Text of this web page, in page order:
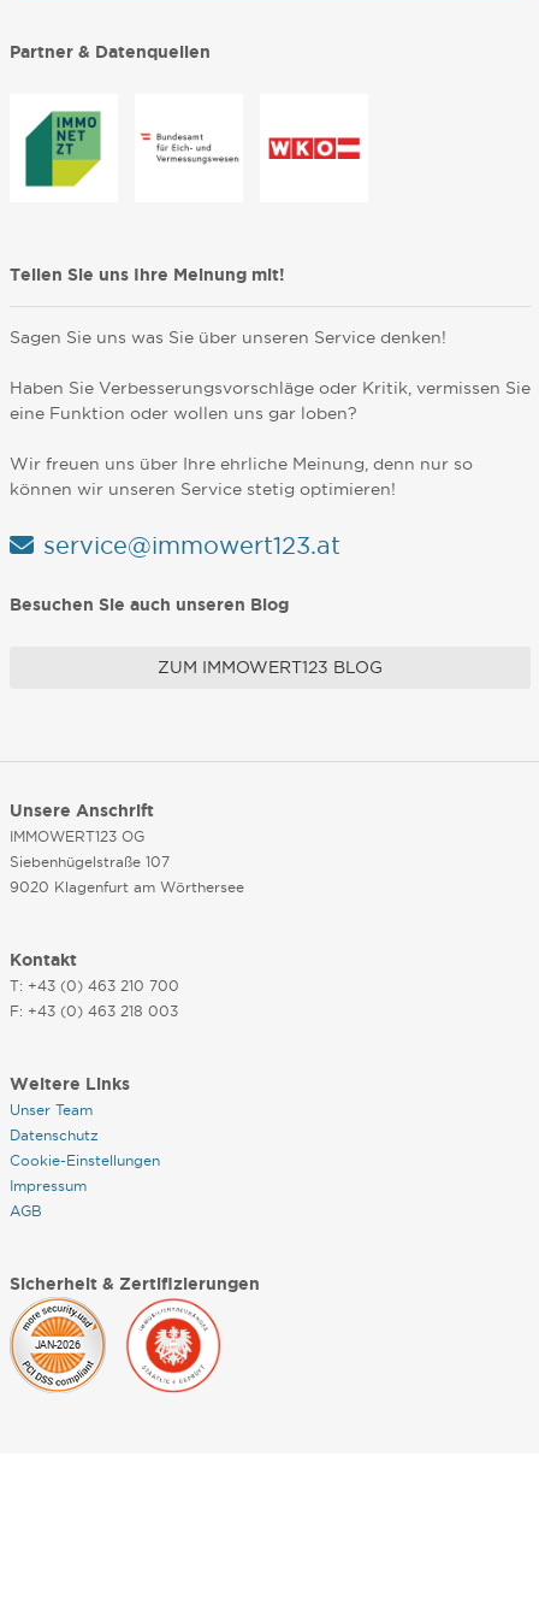
Partner & Datenquellen
Teilen Sie uns Ihre Meinung mit!
Sagen Sie uns was Sie über unseren Service denken!
Haben Sie Verbesserungsvorschläge oder Kritik, vermissen Sie
eine Funktion oder wollen uns gar loben?
Wir freuen uns über Ihre ehrliche Meinung, denn nur so
können wir unseren Service stetig optimieren!
service@immowert123.at
Besuchen Sie auch unseren Blog
ZUM IMMOWERT123 BLOG
Unsere Anschrift
IMMOWERT123 OG
Siebenhügelstraße 107
9020 Klagenfurt am Wörthersee
Kontakt
T: +43 (0) 463 210 700
F: +43 (0) 463 218 003
Weitere Links
Unser Team
Datenschutz
Cookie-Einstellungen
Impressum
AGB
Sicherheit & Zertifizierungen